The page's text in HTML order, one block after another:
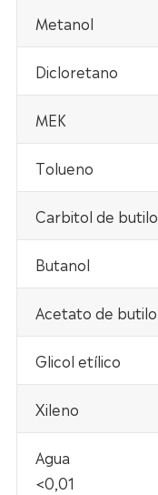
Metanol
Dicloretano
MEK
Tolueno
Carbitol de butilo
Butanol
Acetato de butilo
Glicol etílico
Xileno
Agua
<0,01